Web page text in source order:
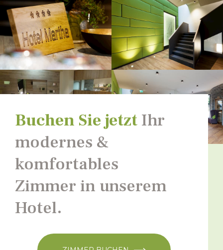
Buchen Sie jetzt Ihr
modernes &
komfortables
Zimmer in unserem
Hotel.